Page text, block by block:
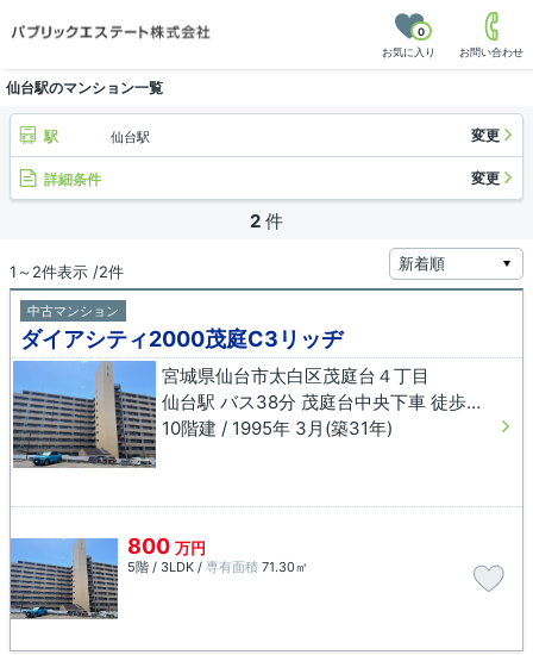
お気に入り
0
お問い合わせ
仙台駅のマンション一覧
駅 仙台駅 変更
詳細条件 変更
2 件
1～2件表示 /2件
中古マンション
ダイアシティ2000茂庭C3リッヂ
宮城県仙台市太白区茂庭台４丁目
仙台駅 バス38分 茂庭台中央下車 徒歩4分
10階建 / 1995年 3月(築31年)
800 万円
5階 / 3LDK / 専有面積 71.30㎡